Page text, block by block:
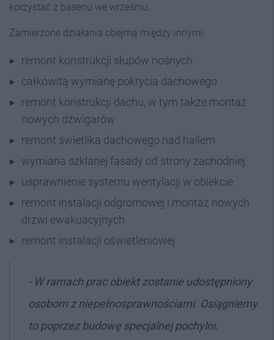
korzystać z basenu we wrześniu.
Zamierzone działania obejmą między innymi:
remont konstrukcji słupów nośnych
całkowitą wymianę pokrycia dachowego
remont konstrukcji dachu, w tym także montaż
nowych dźwigarów
remont świetlika dachowego nad hallem
wymiana szklanej fasady od strony zachodniej
usprawnienie systemu wentylacji w obiekcie
remont instalacji odgromowej i montaż nowych
drzwi ewakuacyjnych
remont instalacji oświetleniowej
- W ramach prac obiekt zostanie udostępniony
osobom z niepełnosprawnościami. Osiągniemy
to poprzez budowę specjalnej pochylni.